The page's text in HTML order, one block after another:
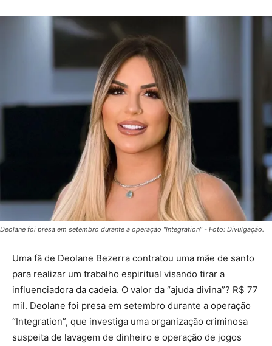
Deolane foi presa em setembro durante a operação “Integration” - Foto: Divulgação.
Uma fã de Deolane Bezerra contratou uma mãe de santo
para realizar um trabalho espiritual visando tirar a
influenciadora da cadeia. O valor da “ajuda divina”? R$ 77
mil. Deolane foi presa em setembro durante a operação
“Integration”, que investiga uma organização criminosa
suspeita de lavagem de dinheiro e operação de jogos